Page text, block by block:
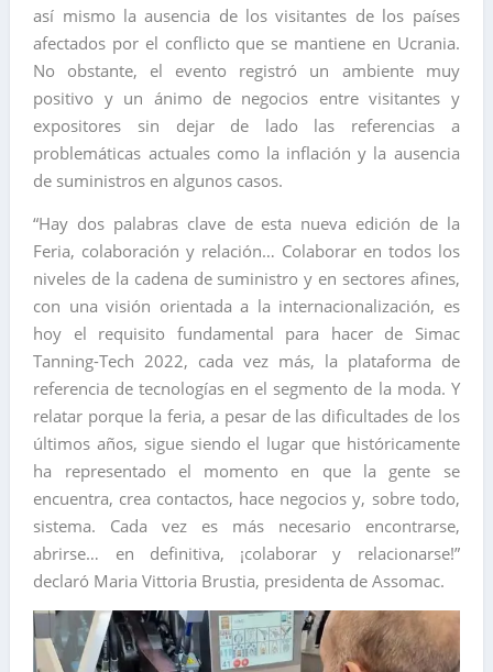
así mismo la ausencia de los visitantes de los países
afectados por el conflicto que se mantiene en Ucrania.
No obstante, el evento registró un ambiente muy
positivo y un ánimo de negocios entre visitantes y
expositores sin dejar de lado las referencias a
problemáticas actuales como la inflación y la ausencia
de suministros en algunos casos.
“Hay dos palabras clave de esta nueva edición de la
Feria, colaboración y relación… Colaborar en todos los
niveles de la cadena de suministro y en sectores afines,
con una visión orientada a la internacionalización, es
hoy el requisito fundamental para hacer de Simac
Tanning-Tech 2022, cada vez más, la plataforma de
referencia de tecnologías en el segmento de la moda. Y
relatar porque la feria, a pesar de las dificultades de los
últimos años, sigue siendo el lugar que históricamente
ha representado el momento en que la gente se
encuentra, crea contactos, hace negocios y, sobre todo,
sistema. Cada vez es más necesario encontrarse,
abrirse… en definitiva, ¡colaborar y relacionarse!”
declaró Maria Vittoria Brustia, presidenta de Assomac.